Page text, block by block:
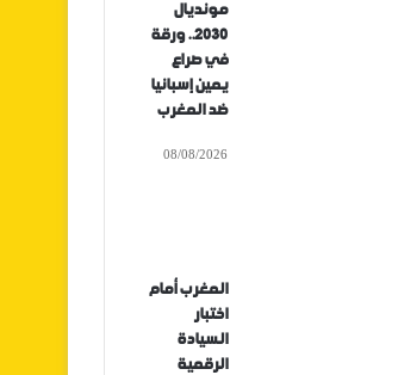
مونديال
2030.. ورقة
في صراع
يمين إسبانيا
ضد المغرب
08/08/2026
المغرب أمام
اختبار
السيادة
الرقمية